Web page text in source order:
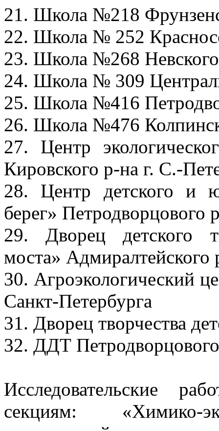
21. Школа №218
22. Школа № 252
23. Школа №268
24. Школа № 309
25. Школа №416
26. Школа №476
27. Центр
Кировского р-на г. С.-
28. Центр детского и
берег» Петродворцового
29. Дворец детского
моста» Адмиралтейского
30. Агроэкологический
Санкт-Петербурга
31. Дворец творчества
32. ДДТ
Исследовательские
секциям: «Химико-